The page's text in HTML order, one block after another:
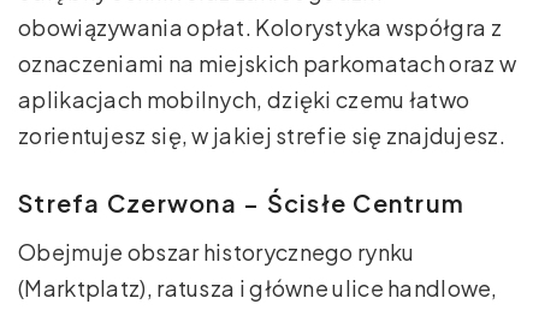
obowiązywania opłat. Kolorystyka współgra z
oznaczeniami na miejskich parkomatach oraz w
aplikacjach mobilnych, dzięki czemu łatwo
zorientujesz się, w jakiej strefie się znajdujesz.
Strefa Czerwona – Ścisłe Centrum
Obejmuje obszar historycznego rynku
(Marktplatz), ratusza i główne ulice handlowe,